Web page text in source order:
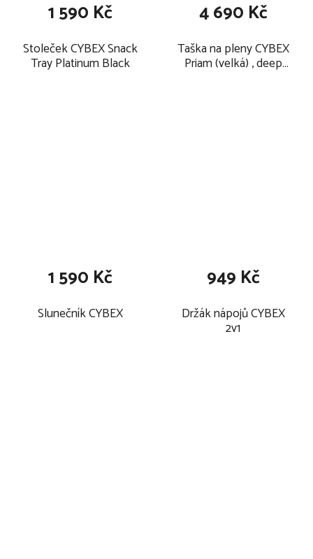
Stoleček CYBEX Snack
Tray Platinum Black
1 590 Kč
Taška na pleny CYBEX
Priam (velká) , deep
4 690 Kč
Slunečník CYBEX
1 590 Kč
Držák nápojů CYBEX
2v1
949 Kč